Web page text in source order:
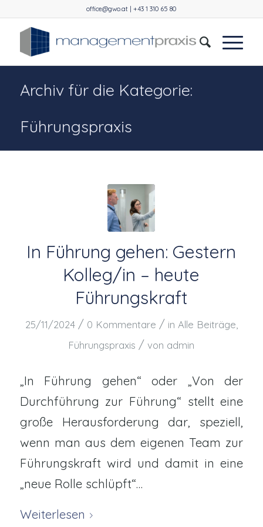
office@gwo.at | +43 1 310 65 80
Archiv für die Kategorie:
Führungspraxis
In Führung gehen: Gestern
Kolleg/in – heute
Führungskraft
25/11/2024 / 0 Kommentare / in Alle Beiträge
Führungspraxis / von admin
„In Führung gehen“ oder „Von der
Durchführung zur Führung“ stellt eine
große Herausforderung dar, speziell,
wenn man aus dem eigenen Team zur
Führungskraft wird und damit in eine
„neue Rolle schlüpft“…
Weiterlesen